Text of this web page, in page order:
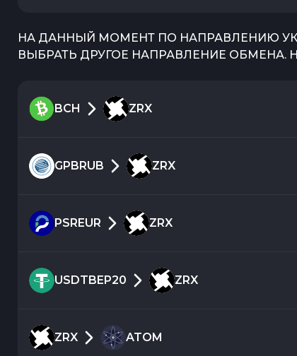
НА ДАННЫЙ МОМЕНТ ПО НАПРАВЛЕНИЮ
ВЫБРАТЬ ДРУГОЕ НАПРАВЛЕНИЕ ОБМЕНА.
BCH ZRX
GPBRUB ZRX
PSREUR ZRX
USDTBEP20 ZRX
ZRX ATOM